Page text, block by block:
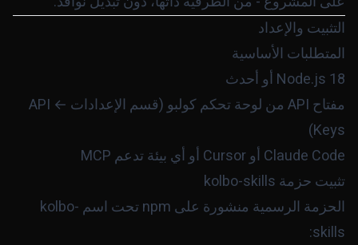
التثبيت والإعداد
المتطلبات الأساسية
Node.js 18 أو أحدث
مفتاح API من لوحة تحكم كولبو (قسم الإعدادات ← API
Keys)
Claude Code أو Cursor أو أي بيئة تدعم MCP
تثبيت حزمة kolbo-skills
الحزمة الرسمية منشورة على npm تحت اسم
kolbo-
skills
: